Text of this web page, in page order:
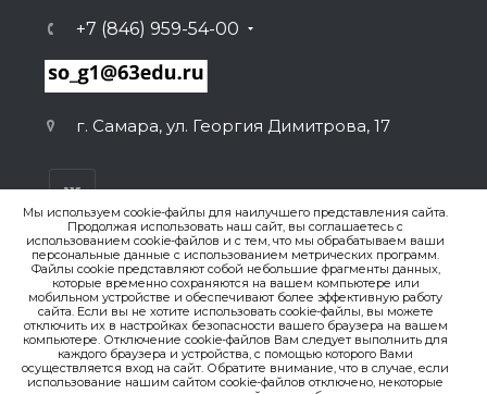
Мы используем cookie-файлы для наилучшего представления сайта.
Продолжая использовать наш сайт, вы соглашаетесь с
использованием cookie-файлов и с тем, что мы обрабатываем ваши
персональные данные с использованием метрических программ.
Файлы cookie представляют собой небольшие фрагменты данных,
которые временно сохраняются на вашем компьютере или
мобильном устройстве и обеспечивают более эффективную работу
сайта. Если вы не хотите использовать cookie-файлы, вы можете
отключить их в настройках безопасности вашего браузера на вашем
компьютере. Отключение cookie-файлов Вам следует выполнить для
каждого браузера и устройства, с помощью которого Вами
осуществляется вход на сайт. Обратите внимание, что в случае, если
использование нашим сайтом cookie-файлов отключено, некоторые
+7 (846) 959-54-00
г. Самара, ул. Георгия Димитрова, 17
ВЕРСИЯ ДЛЯ ПЕЧАТИ
ПОЛИТИКА КОНФИДЕНЦИАЛЬНОСТИ
© 2007-2026. , ГБОУ СО «Гимназия № 1 (Базовая школа
РАН)»
Создание сайта